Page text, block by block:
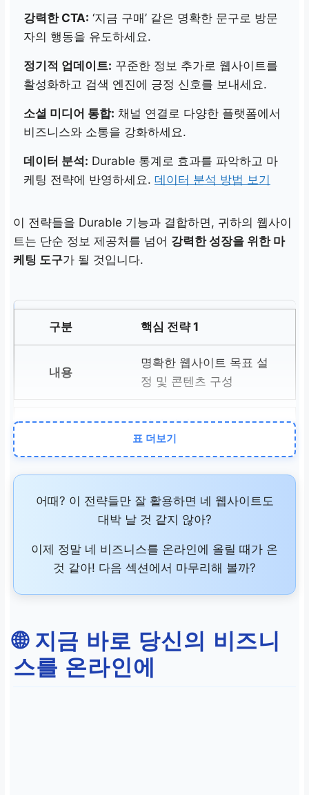
강력한 CTA: ‘지금 구매’ 같은 명확한 문구로 방문
자의 행동을 유도하세요.
정기적 업데이트: 꾸준한 정보 추가로 웹사이트를
활성화하고 검색 엔진에 긍정 신호를 보내세요.
소셜 미디어 통합: 채널 연결로 다양한 플랫폼에서
비즈니스와 소통을 강화하세요.
데이터 분석: Durable 통계로 효과를 파악하고 마
케팅 전략에 반영하세요. 데이터 분석 방법 보기
이 전략들을 Durable 기능과 결합하면, 귀하의 웹사이
트는 단순 정보 제공처를 넘어 강력한 성장을 위한 마
케팅 도구가 될 것입니다.
핵심 전략 1
명확한 웹사이트 목표 설
정 및 콘텐츠 구성
핵심 전략 2
가치 있는 고품질 콘텐츠
로 전문성과 신뢰 구축
핵심 전략 3
강력하고 명확한 CTA(Call
to Action)로 방문자 행동
유도
성장 가이드
Durable 통계 분석, 소셜
표 더보기
어때? 이 전략들만 잘 활용하면 네 웹사이트도
대박 날 것 같지 않아?
이제 정말 네 비즈니스를 온라인에 올릴 때가 온
것 같아! 다음 섹션에서 마무리해 볼까?
🌐 지금 바로 당신의 비즈니
스를 온라인에